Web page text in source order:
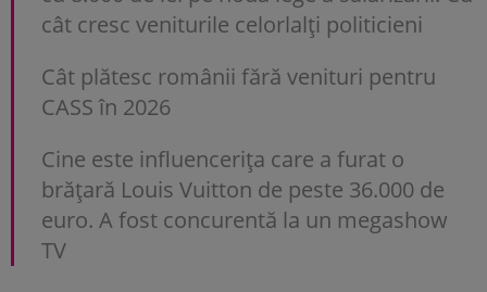
cât cresc veniturile celorlalți politicieni
Cât plătesc românii fără venituri pentru
CASS în 2026
Cine este influencerița care a furat o
brățară Louis Vuitton de peste 36.000 de
euro. A fost concurentă la un megashow
TV